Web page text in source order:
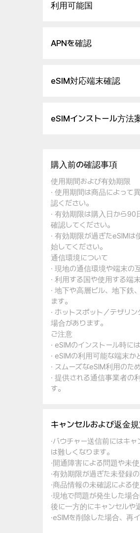
利用可能国
APNを確認
eSIM対応端末確認
eSIMインストール方法
購入前の確認事項
使用期間および有効期限
· 使用期間は商品によって
認ください。
· 有効期限は購入日から90
確認してください。
· 有効期限が過ぎたeSIM
始してください。
通信環境について
· 現地の通信環境や端末の
· 利用する国や使用する端
· 地下や高層ビル、地下鉄
ます。
· ホットスポット／テザリ
場合があります。
ご注意
· eSIMのインストール時に
· eSIMの利用可能な端末か
· スムーズなeSIM利用のた
· 提供される通信事業者の
す。
キャンセルおよび返金
·バウチャー送信前にはキ
は難しくなります。
·開通障害による問題や未
·有効期限が過ぎた未登録
·商品情報の未確認による
·現地で問題が発生した場
後に一方的にキャンセルや
·eSIMを削除した場合、再